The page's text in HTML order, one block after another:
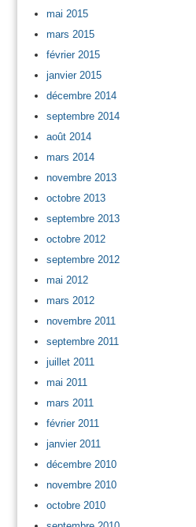
mai 2015
mars 2015
février 2015
janvier 2015
décembre 2014
septembre 2014
août 2014
mars 2014
novembre 2013
octobre 2013
septembre 2013
octobre 2012
septembre 2012
mai 2012
mars 2012
novembre 2011
septembre 2011
juillet 2011
mai 2011
mars 2011
février 2011
janvier 2011
décembre 2010
novembre 2010
octobre 2010